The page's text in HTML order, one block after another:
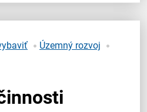
Územný rozvoj